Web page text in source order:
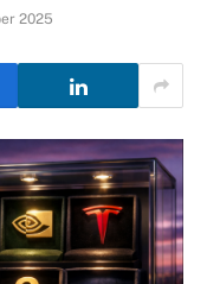
2025